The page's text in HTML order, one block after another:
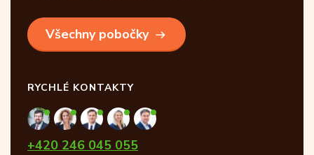
Všechny pobočky
RYCHLÉ KONTAKTY
+420 246 045 055